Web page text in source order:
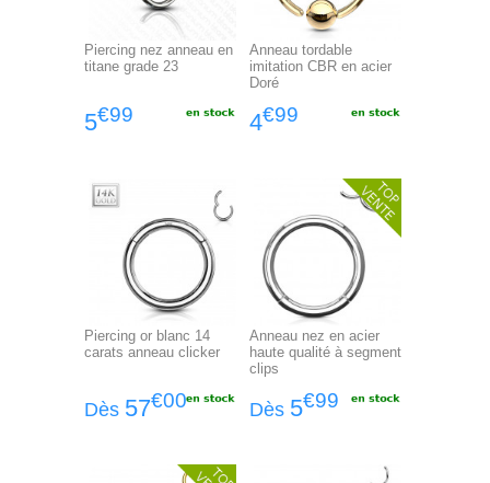
Piercing nez anneau en
titane grade 23
5€99
Anneau tordable
imitation CBR en acier
Doré
4€99
Piercing or blanc 14
carats anneau clicker
Dès 57€00
Anneau nez en acier
haute qualité à segment
clips
Dès 5€99